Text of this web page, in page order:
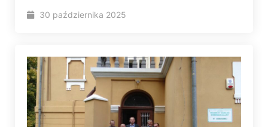
30 października 2025